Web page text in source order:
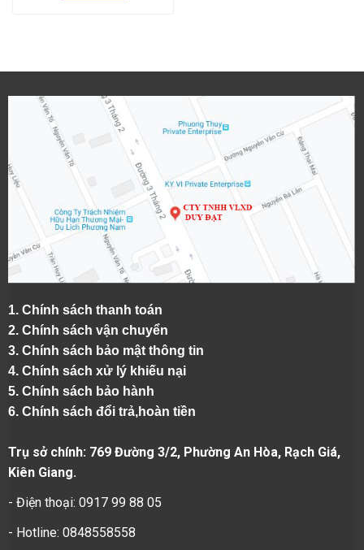
1. Chính sách thanh toán
2. Chính sách vận chuyển
3. Chính sách bảo mật thông tin
4. Chính sách xử lý khiếu nại
5. Chính sách bảo hành
6. Chính sách đổi trả,hoàn tiền
Trụ sở chính: 769 Đường 3/2, Phường An Hòa, Rạch Giá,
Kiên Giang.
- Điện thoại: 0917 99 88 05
- Hotline: 0848558558